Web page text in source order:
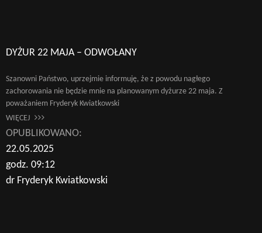
DYŻUR 22 MAJA – ODWOŁANY
Szanowni Państwo, uprzejmie informuję, że z powodu nagłego
zachorowania nie będzie mnie na planowanym dyżurze 22 maja. Z
poważaniem Fryderyk Kwiatkowski
WIĘCEJ
OPUBLIKOWANO:
22.05.2025
godz. 09:12
dr Fryderyk Kwiatkowski